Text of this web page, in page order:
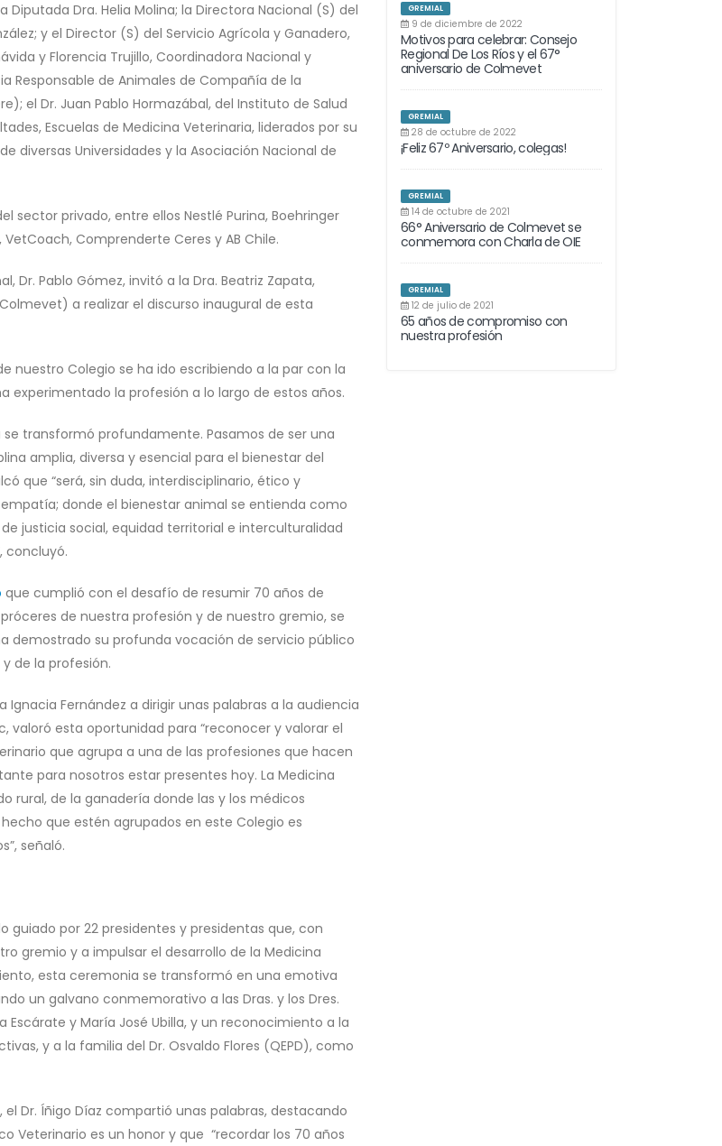
GREMIAL
9 de diciembre de 2022
Motivos para celebrar: Consejo
Regional De Los Ríos y el 67°
aniversario de Colmevet
GREMIAL
28 de octubre de 2022
¡Feliz 67º Aniversario, colegas!
GREMIAL
14 de octubre de 2021
66° Aniversario de Colmevet se
conmemora con Charla de OIE
GREMIAL
12 de julio de 2021
65 años de compromiso con
nuestra profesión
Diputada Dra. Helia Molina; la Directora Nacional (S) del
y el Director (S) del Servicio Agrícola y Ganadero,
y Florencia Trujillo, Coordinadora Nacional y
Responsable de Animales de Compañía de la
el Dr. Juan Pablo Hormazábal, del Instituto de Salud
Escuelas de Medicina Veterinaria, liderados por su
diversas Universidades y la Asociación Nacional de
privado, entre ellos Nestlé Purina, Boehringer
Comprenderte Ceres y AB Chile.
Dr. Pablo Gómez, invitó a la Dra. Beatriz Zapata,
a realizar el discurso inaugural de esta
nuestro Colegio se ha ido escribiendo a la par con la
experimentado la profesión a lo largo de estos años.
transformó profundamente. Pasamos de ser una
amplia, diversa y esencial para el bienestar del
que “será, sin duda, interdisciplinario, ético y
donde el bienestar animal se entienda como
justicia social, equidad territorial e interculturalidad
concluyó.
que cumplió con el desafío de resumir 70 años de
de nuestra profesión y de nuestro gremio, se
su profunda vocación de servicio público
de la profesión.
Fernández a dirigir unas palabras a la audiencia
valoró esta oportunidad para “reconocer y valorar el
que agrupa a una de las profesiones que hacen
para nosotros estar presentes hoy. La Medicina
rural, de la ganadería donde las y los médicos
que estén agrupados en este Colegio es
señaló.
guiado por 22 presidentes y presidentas que, con
gremio y a impulsar el desarrollo de la Medicina
esta ceremonia se transformó en una emotiva
un galvano conmemorativo a las Dras. y los Dres.
Escárate y María José Ubilla, y un reconocimiento a la
y a la familia del Dr. Osvaldo Flores (QEPD), como
Dr. Íñigo Díaz compartió unas palabras, destacando
Veterinario es un honor y que “recordar los 70 años